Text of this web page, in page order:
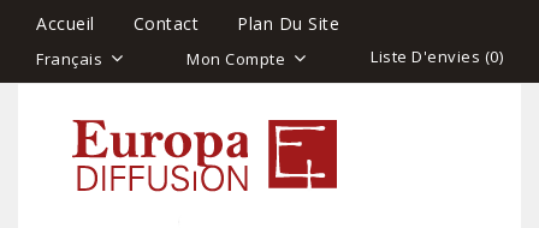
Accueil Contact Plan Du Site
Français Mon Compte Liste D'envies (0)